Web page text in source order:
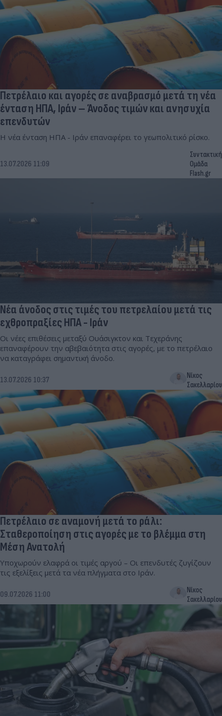
Πετρέλαιο και αγορές σε αναβρασμό μετά τη νέα
ένταση ΗΠΑ, Ιράν – Άνοδος τιμών και ανησυχία
επενδυτών
Η νέα ένταση ΗΠΑ - Ιράν επαναφέρει το γεωπολιτικό ρίσκο.
13.07.2026 11:09
Συντακτική
Ομάδα
Flash.gr
Νέα άνοδος στις τιμές του πετρελαίου μετά τις
εχθροπραξίες ΗΠΑ - Ιράν
Οι νέες επιθέσεις μεταξύ Ουάσιγκτον και Τεχεράνης
επαναφέρουν την αβεβαιότητα στις αγορές, με το πετρέλαιο
να καταγράφει σημαντική άνοδο.
13.07.2026 10:37
Νίκος
Σακελλαρίου
Πετρέλαιο σε αναμονή μετά το ράλι:
Σταθεροποίηση στις αγορές με το βλέμμα στη
Μέση Ανατολή
Υποχωρούν ελαφρά οι τιμές αργού – Οι επενδυτές ζυγίζουν
τις εξελίξεις μετά τα νέα πλήγματα στο Ιράν.
09.07.2026 11:00
Νίκος
Σακελλαρίου